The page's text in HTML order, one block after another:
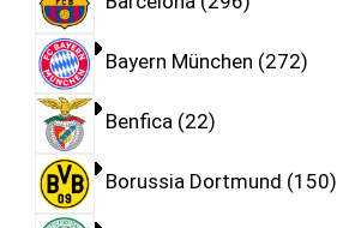
Bayern München 272
Benfica 22
Borussia Dortmund 150